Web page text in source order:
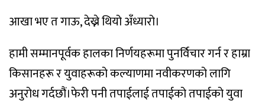
आखा भए त गाऊ, देख्ने थियो अँध्यारो।
हामी सम्मानपूर्वक हालका निर्णयहरूमा पुनर्विचार गर्न र हाम्रा
किसानहरू र युवाहरूको कल्याणमा नवीकरणको लागि
अनुरोध गर्दछौं।फेरी पनी तपाईलाई तपाईको तपाईको युवा